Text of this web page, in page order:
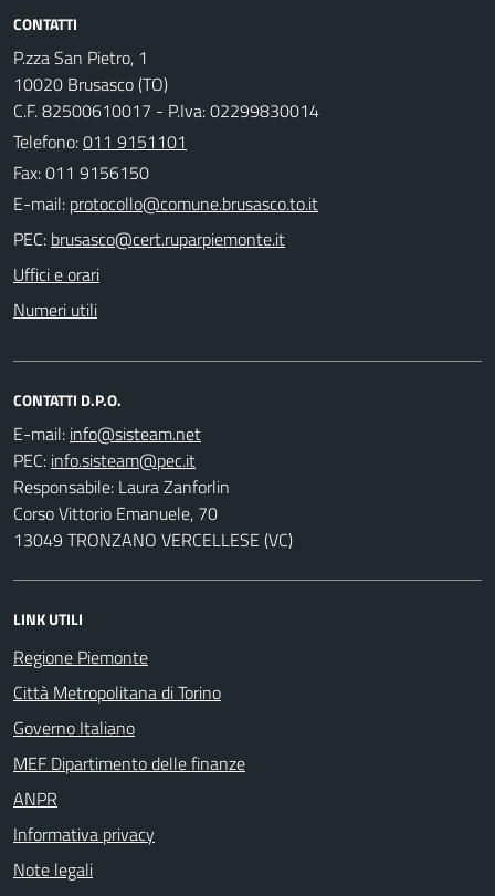
CONTATTI
P.zza San Pietro, 1
10020 Brusasco (TO)
C.F. 82500610017 - P.Iva: 02299830014
Telefono:011 9151101
Fax: 011 9156150
E-mail:
PEC:
Uffici e orari
Numeri utili
CONTATTI D.P.O.
E-mail:
PEC:
Responsabile: Laura Zanforlin
Corso Vittorio Emanuele, 70
13049 TRONZANO VERCELLESE (VC)
LINK UTILI
Regione Piemonte
Città Metropolitana di Torino
Governo Italiano
MEF Dipartimento delle finanze
ANPR
Informativa privacy
Note legali